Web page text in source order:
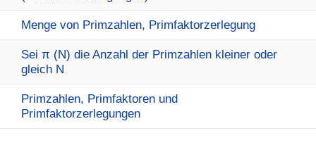
Menge von Primzahlen, Primfaktorzerlegung
Sei π (N) die Anzahl der Primzahlen kleiner oder
gleich N
Primzahlen, Primfaktoren und
Primfaktorzerlegungen